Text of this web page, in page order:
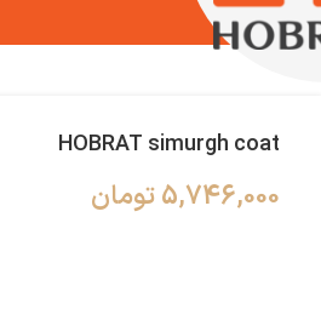
HOBRAT simurgh coat
5,746,000تومان